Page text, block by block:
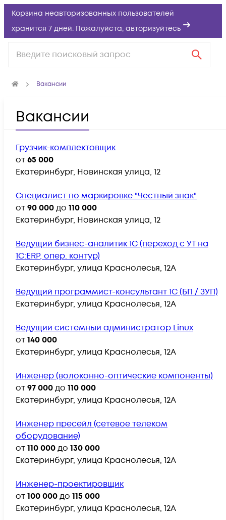
Корзина неавторизованных пользователей
хранится 7 дней. Пожалуйста, авторизуйтесь
Вакансии
Вакансии
Грузчик-комплектовщик
от65 000
Екатеринбург, Новинская улица, 12
Специалист по маркировке "Честный знак"
от90 000до 110 000
Екатеринбург, Новинская улица, 12
Ведущий бизнес-аналитик 1С (переход с УТ на
1С:ERP, опер. контур)
Екатеринбург, улица Краснолесья, 12А
Ведущий программист-консультант 1С (БП / ЗУП)
Екатеринбург, улица Краснолесья, 12А
Ведущий системный администратор Linux
от140 000
Екатеринбург, улица Краснолесья, 12А
Инженер (волоконно-оптические компоненты)
от97 000до 110 000
Екатеринбург, улица Краснолесья, 12А
Инженер пресейл (сетевое телеком
оборудование)
от110 000до 130 000
Екатеринбург, улица Краснолесья, 12А
Инженер-проектировщик
от100 000до 115 000
Екатеринбург, улица Краснолесья, 12А